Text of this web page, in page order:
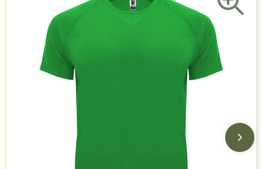
Duurzame keuzes
Made in Europe
Recycled
Bestsellers